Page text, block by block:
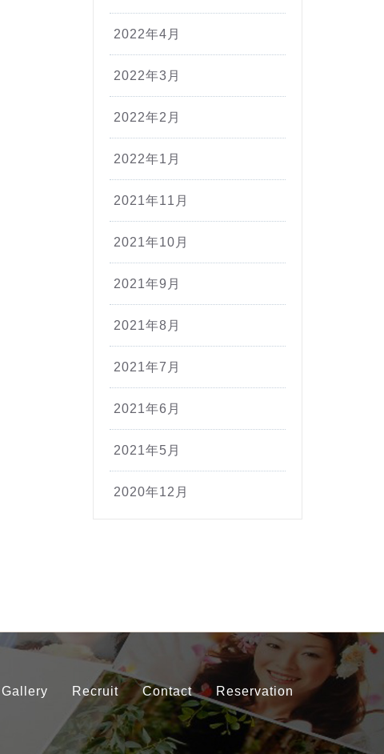
2022年4月
2022年3月
2022年2月
2022年1月
2021年11月
2021年10月
2021年9月
2021年8月
2021年7月
2021年6月
2021年5月
2020年12月
Gallery Recruit Contact Reservation